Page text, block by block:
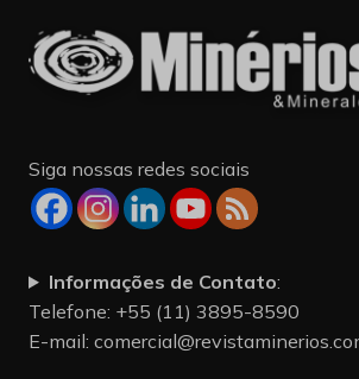
Siga nossas redes sociais
Informações de Contato:
Telefone: +55 (11) 3895-8590
E-mail: